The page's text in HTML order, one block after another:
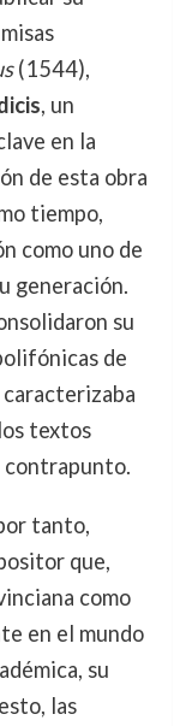
(1544),
, un
en la
de esta obra
tiempo,
como uno de
generación.
su
de
textos
contrapunto.
tanto,
que,
como
en el mundo
su
las